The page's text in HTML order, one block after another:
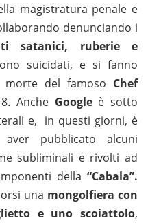
magistratura penale e
denunciando i
satanici, ruberie e
suicidati, e si fanno
morte del famoso Chef
AncheGoogleè sotto
e, in questi giorni, è
pubblicato alcuni
subliminali e rivolti ad
della “Cabala”.
una mongolfiera con
e uno scoiattolo,